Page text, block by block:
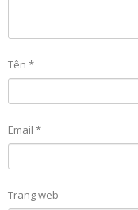
Tên *
Email *
Trang web